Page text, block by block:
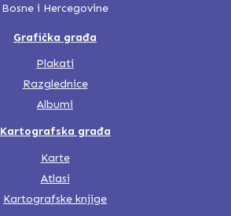
Bosne i Hercegovine
Grafička građa
Plakati
Razglednice
Albumi
Kartografska građa
Karte
Atlasi
Kartografske knjige